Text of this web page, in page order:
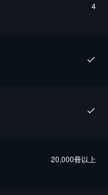
4
20,000冊以上